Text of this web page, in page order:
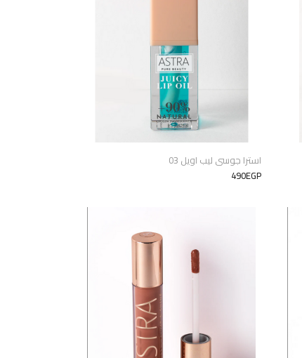
استرا جوسى ليب اويل 03
490EGP